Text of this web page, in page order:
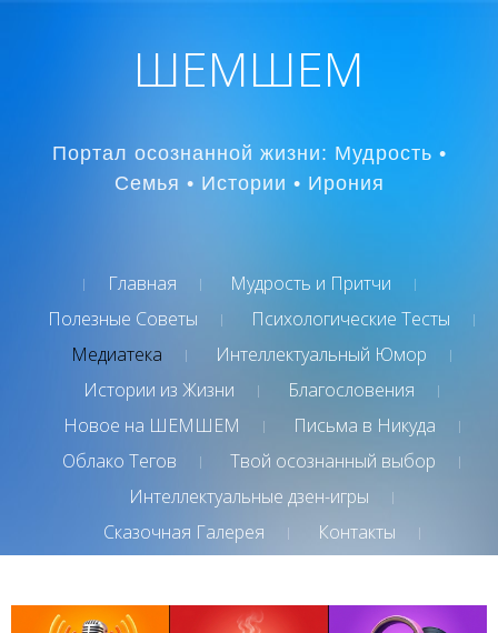
ШЕМШЕМ
Портал осознанной жизни: Мудрость •
Семья • Истории • Ирония
Главная
Мудрость и Притчи
Полезные Советы
Психологические Тесты
Медиатека
Интеллектуальный Юмор
Истории из Жизни
Благословения
Новое на ШЕМШЕМ
Письма в Никуда
Облако Тегов
Твой осознанный выбор
Интеллектуальные дзен-игры
Сказочная Галерея
Контакты